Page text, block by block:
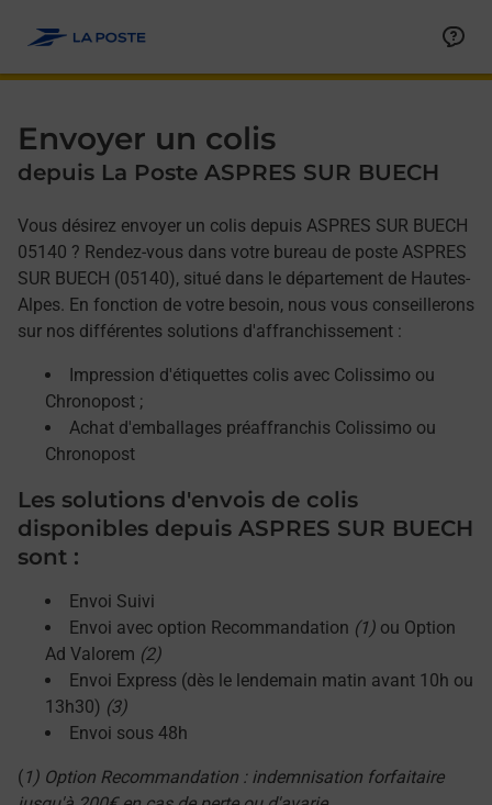
Envoyer un colis
depuis La Poste ASPRES SUR BUECH
Vous désirez envoyer un colis depuis ASPRES SUR BUECH
05140 ? Rendez-vous dans votre bureau de poste ASPRES
SUR BUECH (05140), situé dans le département de Hautes-
Alpes. En fonction de votre besoin, nous vous conseillerons
sur nos différentes solutions d'affranchissement :
Impression d'étiquettes colis avec Colissimo ou
Chronopost ;
Achat d'emballages préaffranchis Colissimo ou
Chronopost
Les solutions d'envois de colis
disponibles depuis ASPRES SUR BUECH
sont :
Envoi Suivi
Envoi avec option Recommandation (1) ou Option
Ad Valorem (2)
Envoi Express (dès le lendemain matin avant 10h ou
13h30) (3)
Envoi sous 48h
( 1) Option Recommandation : indemnisation forfaitaire